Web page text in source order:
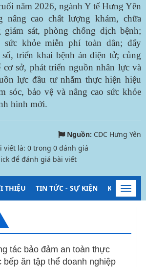
năm 2026, ngành Y tế Hưng Yên
nâng cao chất lượng khám, chữa
giám sát, phòng chống dịch bệnh;
sức khỏe miễn phí toàn dân; đẩy
triển khai bệnh án điện tử; củng
sở, phát triển nguồn nhân lực và
lực đầu tư nhằm thực hiện hiệu
sóc, bảo vệ và nâng cao sức khỏe
hình mới.
Nguồn: CDC Hưng Yên
viết là: 0 trong 0 đánh giá
để đánh giá bài viết
THIỆU TIN TỨC - SỰ KIỆN KIỂM
tác bảo đảm an toàn thực
bếp ăn tập thể doanh nghiệp